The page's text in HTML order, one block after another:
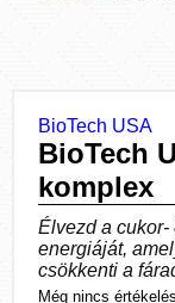
BioTech USA
BioTech
komplex
Élvezd a cukor-
energiáját,
csökkenti a
Még nincs értékelés